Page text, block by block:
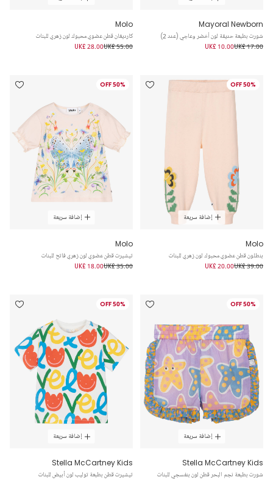
Mayoral Newborn
شورت بطبعة حديقة لون أخضر وعاجي (عدد 2)
UK£ 17.00
UK£ 10.00
Molo
كارديغان قطن عضوي محبوك لون زهري للبنات
UK£ 55.00
UK£ 28.00
50% OFF
إضافة سريعة
Molo
بنطلون قطن عضوي محبوك لون زهري للبنات
UK£ 39.00
UK£ 20.00
50% OFF
إضافة سريعة
Molo
تيشيرت قطن عضوي لون زهري فاتح للبنات
UK£ 35.00
UK£ 18.00
50% OFF
إضافة سريعة
Stella McCartney Kids
شورت بطبعة نجم البحر قطن لون بنفسجي للبنات
50% OFF
إضافة سريعة
Stella McCartney Kids
تيشيرت قطن بطبعة توليب لون أبيض للبنات